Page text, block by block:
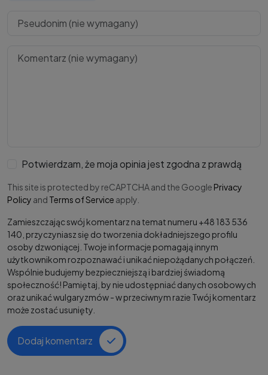
Potwierdzam, że moja opinia jest zgodna z prawdą
This site is protected by reCAPTCHA and the Google Privacy
Policy and Terms of Service apply.
Zamieszczając swój komentarz na temat numeru +48 183 536
140, przyczyniasz się do tworzenia dokładniejszego profilu
osoby dzwoniącej. Twoje informacje pomagają innym
użytkownikom rozpoznawać i unikać niepożądanych połączeń.
Wspólnie budujemy bezpieczniejszą i bardziej świadomą
społeczność! Pamiętaj, by nie udostępniać danych osobowych
oraz unikać wulgaryzmów - w przeciwnym razie Twój komentarz
może zostać usunięty.
Dodaj komentarz